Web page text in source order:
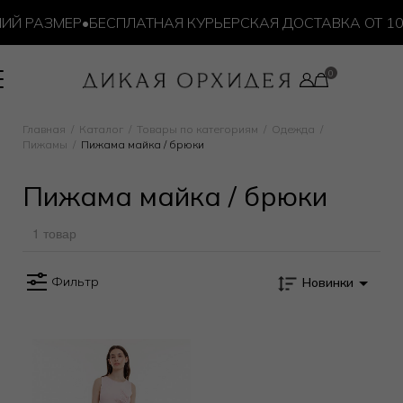
РАЗМЕР•БЕСПЛАТНАЯ КУРЬЕРСКАЯ ДОСТАВКА ОТ 10
Главная Каталог Товары по категориям
Одежда
Пижамы
Пижама майка / брюки
Пижама майка / брюки
1 товар
Фильтр Новинки